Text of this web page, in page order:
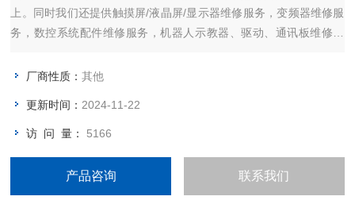
上。同时我们还提供触摸屏/液晶屏/显示器维修服务，变频器维修服
务，数控系统配件维修服务，机器人示教器、驱动、通讯板维修服
厂商性质：其他
更新时间： 2024-11-22
访 问 量： 5166
产品咨询 联系我们